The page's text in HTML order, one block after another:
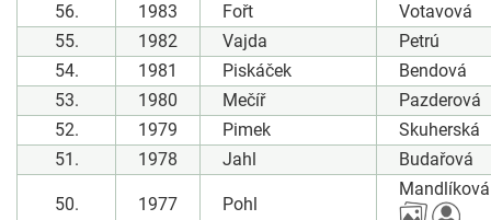
56. 1983 Fořt
Votavová
55.
1982 Vajda
Petrú
54.
1981 Piskáček
Bendová
53.
1980 Mečíř
Pazderová
52.
1979 Pimek
Skuherská
51.
1978 Jahl Budařová
50. 1977 Pohl
Mandlíková